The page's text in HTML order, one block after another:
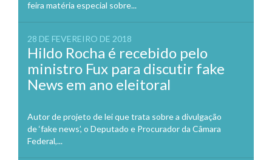
feira matéria especial sobre...
28 DE FEVEREIRO DE 2018
Hildo Rocha é recebido pelo
ministro Fux para discutir fake
News em ano eleitoral
Autor de projeto de lei que trata sobre a divulgação
de ‘fake news’, o Deputado e Procurador da Câmara
Federal,...